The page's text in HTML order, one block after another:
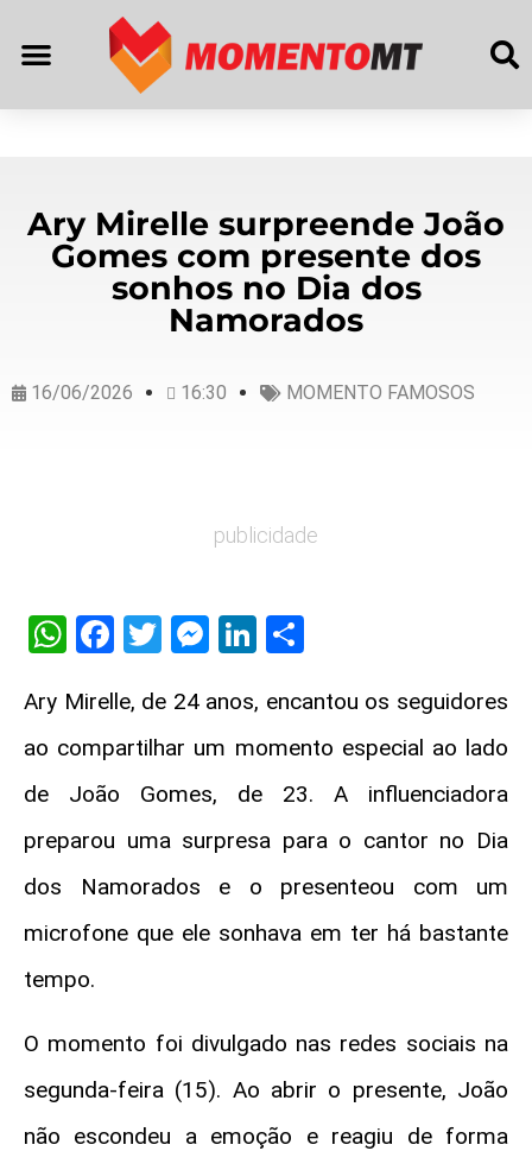
Ary Mirelle surpreende João
Gomes com presente dos
sonhos no Dia dos
Namorados
16/06/2026 16:30 MOMENTO FAMOSOS
publicidade
WhatsApp
Facebook
Twitter
Messenger
LinkedIn
Ary Mirelle, de 24 anos, encantou os seguidores
ao compartilhar um momento especial ao lado
de João Gomes, de 23. A influenciadora
preparou uma surpresa para o cantor no Dia
dos Namorados e o presenteou com um
microfone que ele sonhava em ter há bastante
tempo.
O momento foi divulgado nas redes sociais na
segunda-feira (15). Ao abrir o presente, João
não escondeu a emoção e reagiu de forma